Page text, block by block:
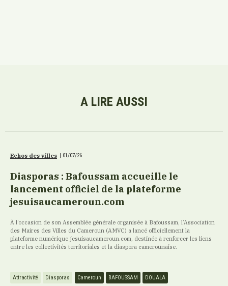
A LIRE AUSSI
Echos des villes 01/07/26
Diasporas : Bafoussam accueille le
lancement officiel de la plateforme
jesuisaucameroun.com
À l’occasion de son Assemblée générale organisée à Bafoussam, l’Association
des Maires des Villes du Cameroun (AMVC) a lancé officiellement la
plateforme numérique jesuisaucameroun.com, destinée à renforcer les liens
entre les collectivités territoriales et la diaspora camerounaise.
Attractivité Diasporas Cameroun BAFOUSSAM DOUALA